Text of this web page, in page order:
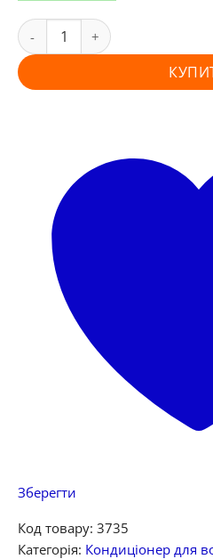
Зберегти
Код товару: 3735
Категорія: Кондиціонер для